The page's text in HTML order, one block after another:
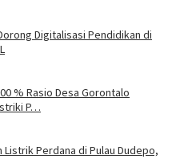
Digitalisasi Pendidikan di
% Rasio Desa Gorontalo
P…
Listrik Perdana di Pulau Dudepo,